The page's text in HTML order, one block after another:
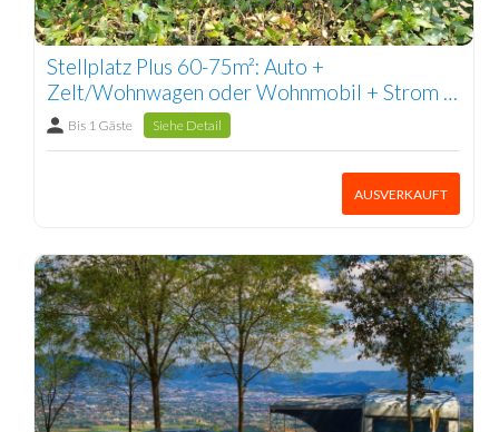
Stellplatz Plus 60-75m²: Auto +
Zelt/Wohnwagen oder Wohnmobil + Strom 1
Pers.
Bis 1 Gäste Siehe Detail
AUSVERKAUFT